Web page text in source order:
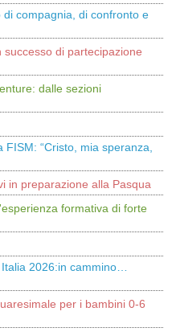
compagnia, di confronto e
successo di partecipazione
dalle sezioni
“Cristo, mia speranza,
in preparazione alla Pasqua
formativa di forte
2026:in cammino…
per i bambini 0-6